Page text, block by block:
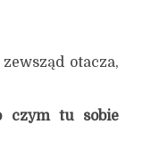
otacza,
czym tu sobie